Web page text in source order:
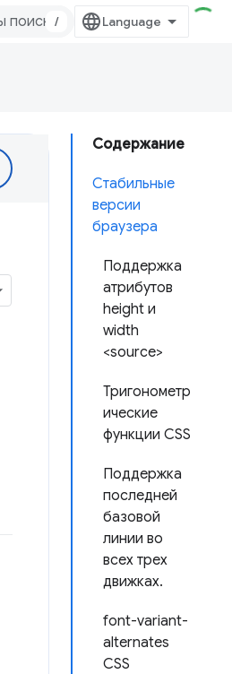
/
Содержание
Стабильные
версии
браузера
Поддержка
атрибутов
height и
width
<source>
Тригонометр
ические
функции CSS
Поддержка
последней
базовой
линии во
всех трех
движках.
font-variant-
alternates
CSS